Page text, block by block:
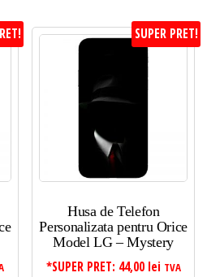
SUPER PRET!
Husa de Telefon
Personalizata pentru Orice
Model LG – Mystery
*SUPER PRET: 44,00 lei TVA